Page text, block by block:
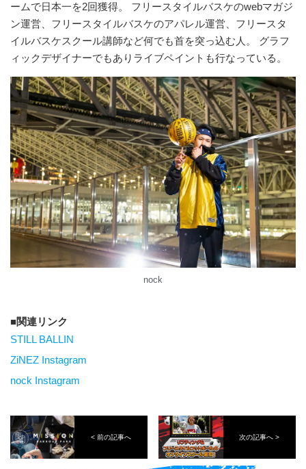
ームで日本一を2回獲得。 フリースタイルバスケのwebマガジ
ン運営、フリースタイルバスケのアパレル運営、フリースタ
イルバスケスクール講師など何でも首を突っ込む人。 グラフ
ィックデザイナーでもありライブペイントも行なっている。
nock
関連リンク
STILL BALLIN
ZiNEZ Instagram
nock Instagram
< 前の記事へ 次の記事へ >